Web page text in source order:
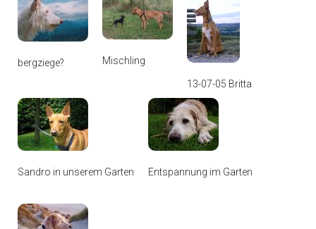
bergziege? Mischling
13-07-05 Britta
Sandro in unserem Garten Entspannung im Garten